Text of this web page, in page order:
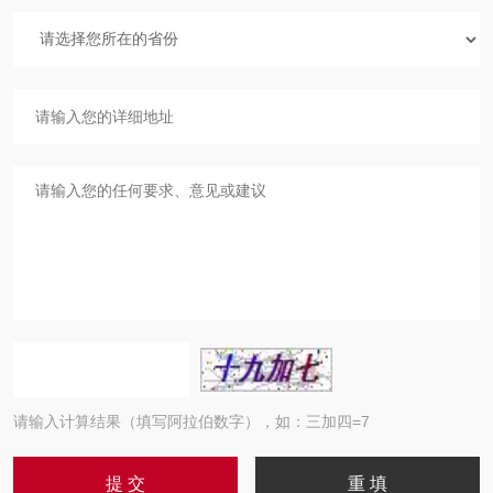
请输入计算结果（填写阿拉伯数字），如：三加四=7